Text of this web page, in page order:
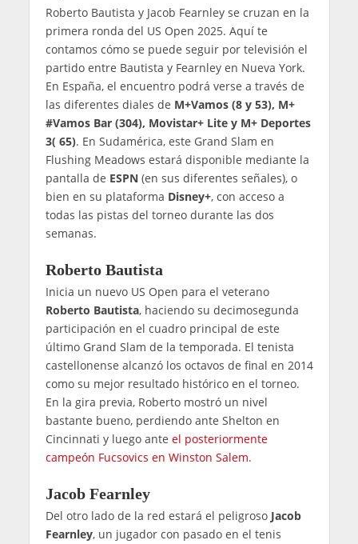
Roberto Bautista y Jacob Fearnley se cruzan en la
primera ronda del US Open 2025. Aquí te
contamos cómo se puede seguir por televisión el
partido entre Bautista y Fearnley en Nueva York.
En España, el encuentro podrá verse a través de
las diferentes diales de M+Vamos (8 y 53), M+
#Vamos Bar (304), Movistar+ Lite y M+ Deportes
3( 65). En Sudamérica, este Grand Slam en
Flushing Meadows estará disponible mediante la
pantalla de ESPN(en sus diferentes señales), o
bien en su plataforma Disney+, con acceso a
todas las pistas del torneo durante las dos
semanas.
Roberto Bautista
Inicia un nuevo US Open para el veterano
Roberto Bautista, haciendo su decimosegunda
participación en el cuadro principal de este
último Grand Slam de la temporada. El tenista
castellonense alcanzó los octavos de final en 2014
como su mejor resultado histórico en el torneo.
En la gira previa, Roberto mostró un nivel
bastante bueno, perdiendo ante Shelton en
Cincinnati y luego ante el posteriormente
campeón Fucsovics en Winston Salem.
Jacob Fearnley
Del otro lado de la red estará el peligroso Jacob
Fearnley, un jugador con pasado en el tenis